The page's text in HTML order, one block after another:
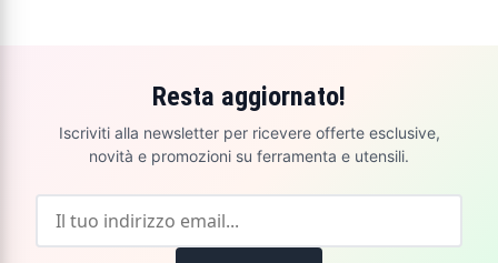
Resta aggiornato!
Iscriviti alla newsletter per ricevere offerte esclusive,
novità e promozioni su ferramenta e utensili.